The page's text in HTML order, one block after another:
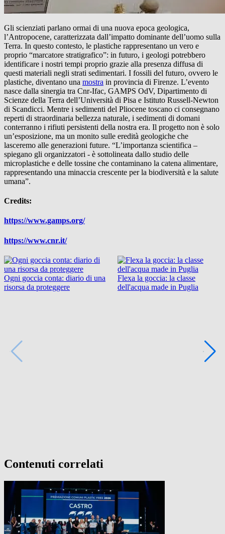
Gli scienziati parlano ormai di una nuova epoca geologica,
l’Antropocene, caratterizzata dall’impatto dominante dell’uomo sulla
Terra. In questo contesto, le plastiche rappresentano un vero e
proprio “marcatore stratigrafico”: in futuro, i geologi potrebbero
identificare i nostri tempi proprio grazie alla presenza diffusa di
questi materiali negli strati sedimentari. I fossili del futuro, ovvero le
plastiche, diventano una mostra in provincia di Firenze. L’evento
nasce dalla sinergia tra Cnr-Ifac, GAMPS OdV, Dipartimento di
Scienze della Terra dell’Università di Pisa e Istituto Russell-Newton
di Scandicci. Mentre i sedimenti del Pliocene toscano ci consegnano
reperti di straordinaria bellezza naturale, i sedimenti di domani
conterranno i rifiuti persistenti della nostra era. Il progetto non è solo
un’esposizione, ma un monito sulle eredità geologiche che
lasceremo alle generazioni future. “L’importanza scientifica –
spiegano gli organizzatori - è sottolineata dallo studio delle
microplastiche e delle tossine che contaminano la catena alimentare,
rappresentando una minaccia crescente per la biodiversità e la salute
umana”.
Credits:
https://www.gamps.org/
https://www.cnr.it/
Ogni goccia conta: diario di una
risorsa da proteggere
Flexa la goccia: la classe
dell'acqua made in Puglia
Contenuti correlati